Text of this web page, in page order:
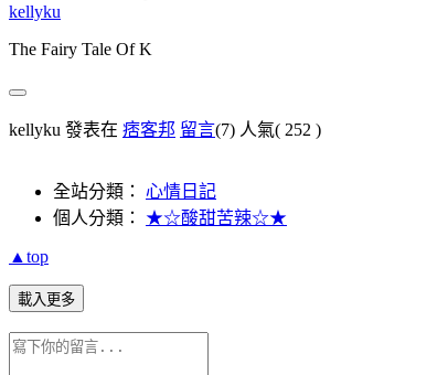
kellyku
The Fairy Tale Of K
kellyku 發表在 痞客邦 留言(7) 人氣( 252 )
全站分類： 心情日記
個人分類： ★☆酸甜苦辣☆★
▲top
載入更多